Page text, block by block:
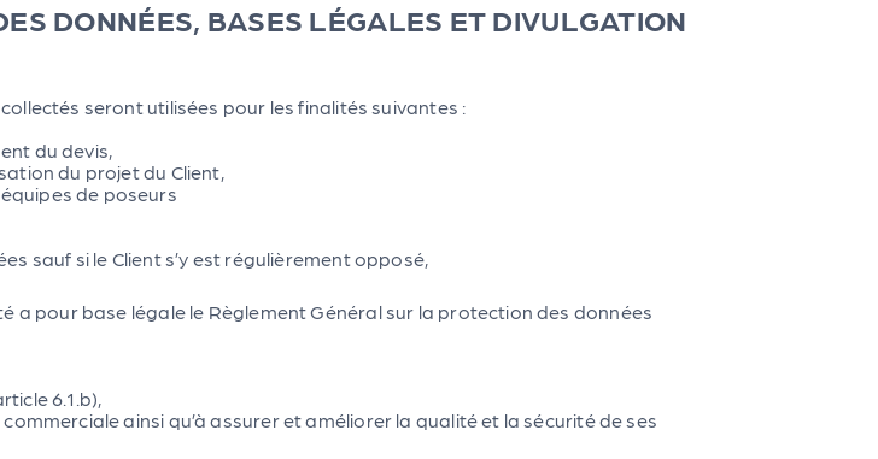
DONNÉES, BASES LÉGALES ET DIVULGATION
seront utilisées pour les finalités suivantes :
du devis,
du projet du Client,
de poseurs
sauf si le Client s’y est régulièrement opposé,
pour base légale le Règlement Général sur la protection des données
6.1.b),
ainsi qu’à assurer et améliorer la qualité et la sécurité de ses